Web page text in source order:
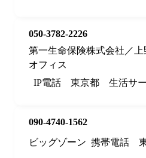
050-3782-2226
第一生命保険株式会社／
オフィス
IP電話
東京都 生活サ
090-4740-1562
ビッグゾーン 携帯電話